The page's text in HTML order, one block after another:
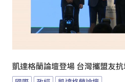
凱達格蘭論壇登場 台灣攜盟友